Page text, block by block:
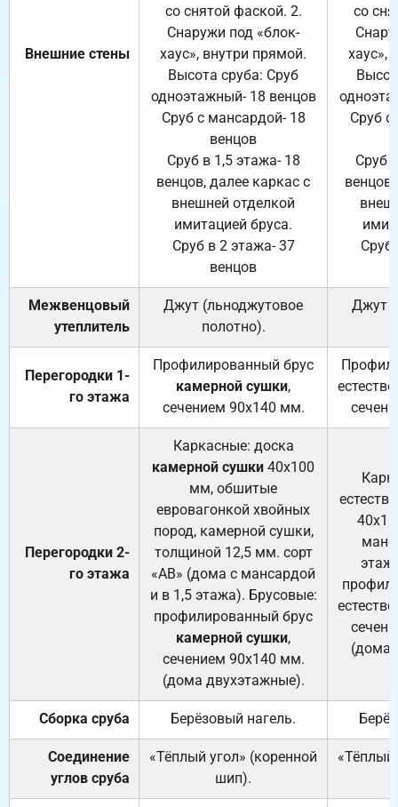
Внешние стены
со снятой фаской. 2.
Снаружи под «блок-
хаус», внутри прямой.
Высота сруба: Сруб
одноэтажный- 18 венцов
Сруб с мансардой- 18
венцов
Сруб в 1,5 этажа- 18
венцов, далее каркас с
внешней отделкой
имитацией бруса.
Сруб в 2 этажа- 37
венцов
со
хаус»,
Сруб с
Сруб
Сруб
Межвенцовый
утеплитель
Джут (льноджутовое
полотно).
Джут
Перегородки 1-
го этажа
Профилированный брус
камерной сушки,
сечением 90х140 мм.
Перегородки 2-
го этажа
Каркасные: доска
камерной сушки 40х100
мм, обшитые
евровагонкой хвойных
пород, камерной сушки,
толщиной 12,5 мм. сорт
«АВ» (дома с мансардой
и в 1,5 этажа). Брусовые:
профилированный брус
камерной сушки,
сечением 90х140 мм.
(дома двухэтажные).
(дома
Сборка сруба Берёзовый нагель.
Соединение
углов сруба
«Тёплый угол» (коренной
шип).
«Тёплый